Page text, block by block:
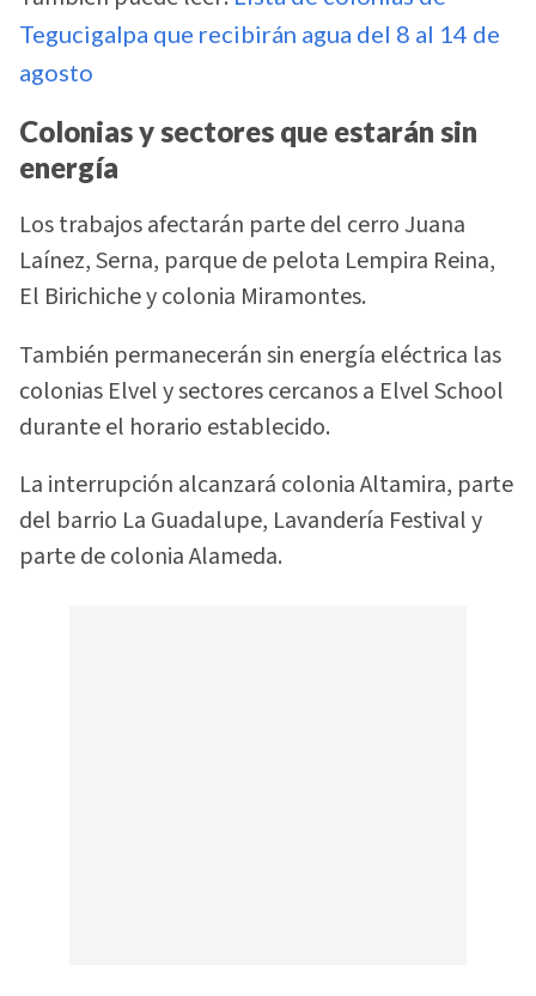
Tegucigalpa que recibirán agua del 8 al 14 de
agosto
Colonias y sectores que estarán sin
energía
Los trabajos afectarán parte del cerro Juana
Laínez, Serna, parque de pelota Lempira Reina,
El Birichiche y colonia Miramontes.
También permanecerán sin energía eléctrica las
colonias Elvel y sectores cercanos a Elvel School
durante el horario establecido.
La interrupción alcanzará colonia Altamira, parte
del barrio La Guadalupe, Lavandería Festival y
parte de colonia Alameda.